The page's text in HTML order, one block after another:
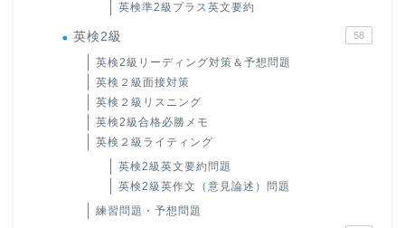
英検準2級プラス英文要約
英検2級 58
英検2級リーディング対策＆予想問題
英検２級面接対策
英検２級リスニング
英検2級合格必勝メモ
英検２級ライティング
英検2級英文要約問題
英検2級英作文（意見論述）問題
練習問題・予想問題